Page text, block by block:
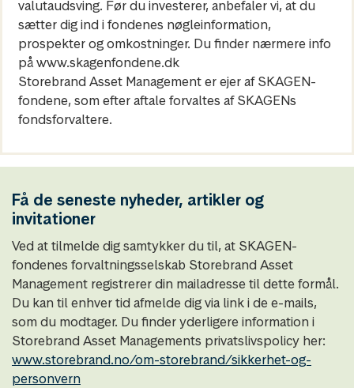
valutaudsving. Før du investerer, anbefaler vi, at du
sætter dig ind i fondenes nøgleinformation,
prospekter og omkostninger. Du finder nærmere info
på www.skagenfondene.dk
Storebrand Asset Management er ejer af SKAGEN-
fondene, som efter aftale forvaltes af SKAGENs
fondsforvaltere.
Få de seneste nyheder, artikler og
invitationer
Ved at tilmelde dig samtykker du til, at SKAGEN-
fondenes forvaltningsselskab Storebrand Asset
Management registrerer din mailadresse til dette formål.
Du kan til enhver tid afmelde dig via link i de e-mails,
som du modtager. Du finder yderligere information i
Storebrand Asset Managements privatslivspolicy her:
www.storebrand.no/om-storebrand/sikkerhet-og-
personvern